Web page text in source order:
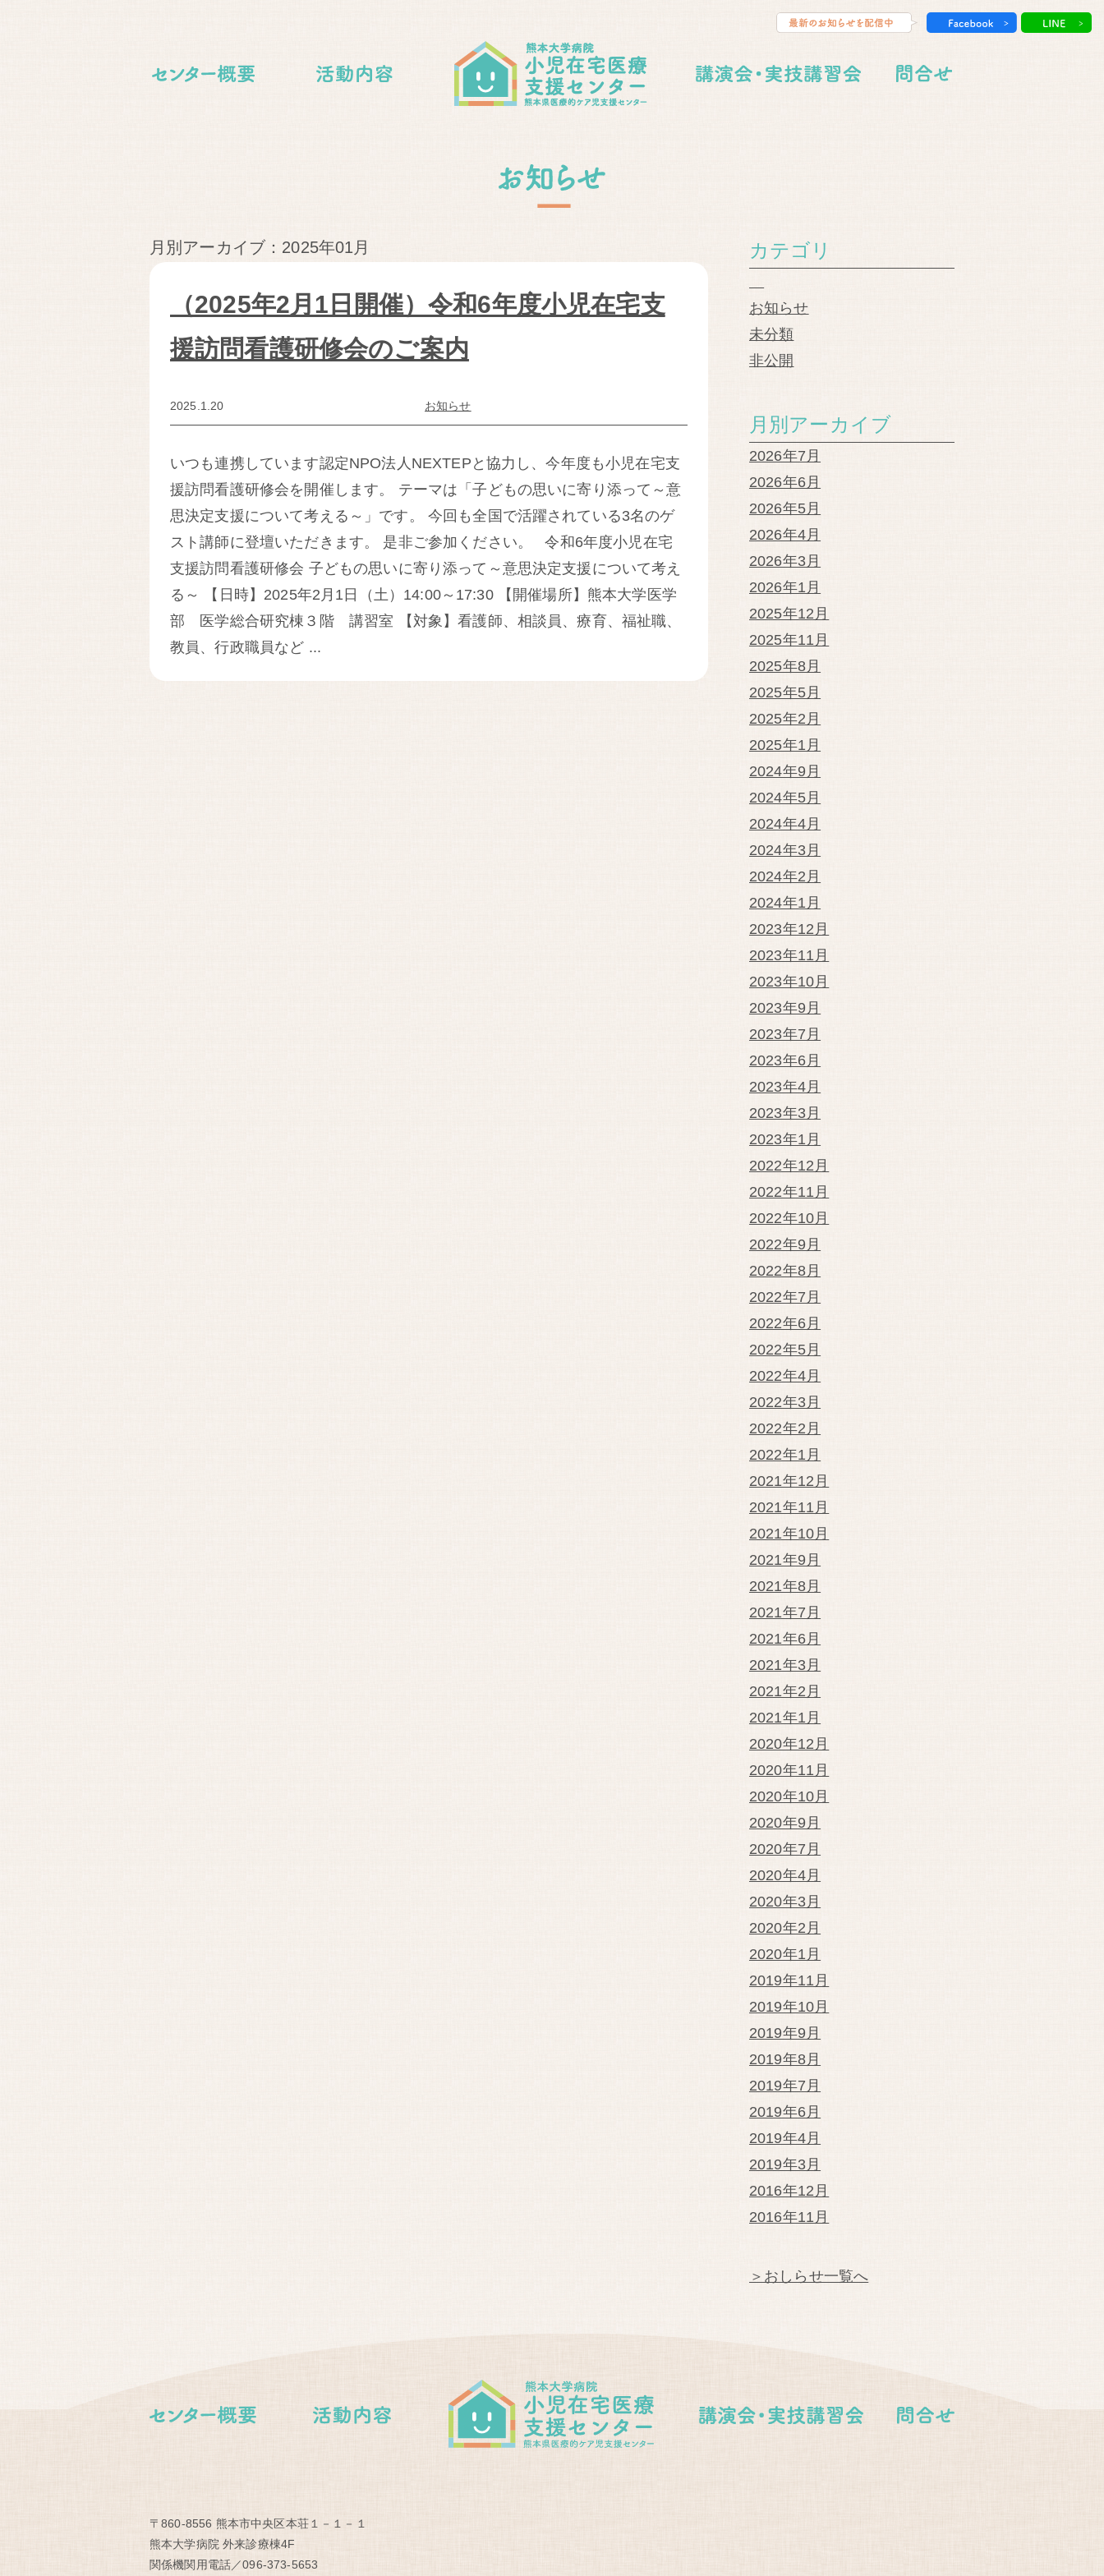
月別アーカイブ：2025年01月
（2025年2月1日開催）令和6年度小児在宅支
援訪問看護研修会のご案内
2025.1.20 お知らせ
いつも連携しています認定NPO法人NEXTEPと協力し、今年度も小児在宅支
援訪問看護研修会を開催します。 テーマは「子どもの思いに寄り添って～意
思決定支援について考える～」です。 今回も全国で活躍されている3名のゲ
スト講師に登壇いただきます。 是非ご参加ください。 令和6年度小児在宅
支援訪問看護研修会 子どもの思いに寄り添って～意思決定支援について考え
る～ 【日時】2025年2月1日（土）14:00～17:30 【開催場所】熊本大学医学
部 医学総合研究棟３階 講習室 【対象】看護師、相談員、療育、福祉職、
教員、行政職員など ...
カテゴリ
お知らせ
未分類
非公開
月別アーカイブ
2026年7月
2026年6月
2026年5月
2026年4月
2026年3月
2026年1月
2025年12月
2025年11月
2025年8月
2025年5月
2025年2月
2025年1月
2024年9月
2024年5月
2024年4月
2024年3月
2024年2月
2024年1月
2023年12月
2023年11月
2023年10月
2023年9月
2023年7月
2023年6月
2023年4月
2023年3月
2023年1月
2022年12月
2022年11月
2022年10月
2022年9月
2022年8月
2022年7月
2022年6月
2022年5月
2022年4月
2022年3月
2022年2月
2022年1月
2021年12月
2021年11月
2021年10月
2021年9月
2021年8月
2021年7月
2021年6月
2021年3月
2021年2月
2021年1月
2020年12月
2020年11月
2020年10月
2020年9月
2020年7月
2020年4月
2020年3月
2020年2月
2020年1月
2019年11月
2019年10月
2019年9月
2019年8月
2019年7月
2019年6月
2019年4月
2019年3月
2016年12月
2016年11月
＞おしらせ一覧へ
〒860-8556 熊本市中央区本荘１－１－１
熊本大学病院 外来診療棟4F
関係機関用電話／096-373-5653